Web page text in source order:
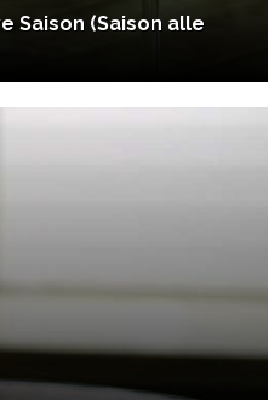
Saison (Saison alle